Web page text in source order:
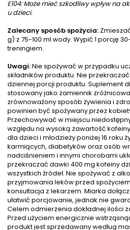
E104: Może mieć szkodliwywpływ na
u dzieci.
Zalecany sposób spożycia:
g) z 75-100 ml wody. Wypić 1 porcję
treningiem.
Uwagi:Nie spożywać w przypadku
składników produktu. Nie
dziennej porcji produktu. Suplement
stosowany jako zamiennik
zrównoważony sposób żywienia i
powinien być spożywany przez
Przechowywać w miejscu
względu na wysoką zawartość
dla dzieci i młodzieży poniżej 16 roku
karmiących, diabetyków oraz osób
nadciśnieniem i innymi chorobami
przekraczać dawki 400 mg kofeiny
wszystkich źródeł. Nie spożywać z
przyjmowania leków przed
konsultacja z lekarzem. Miarka
ułatwić porcjowanie, jednak nie
Celem odmierzenia dokładnej ilości
Przed użyciem energicznie
produkt jest sprzedawany według